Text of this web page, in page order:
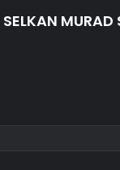
SELKAN MURAD